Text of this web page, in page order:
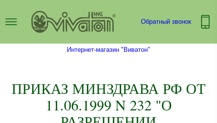
Обратный звонок
Интернет-магазин "Виватон"
ПРИКАЗ МИНЗДРАВА РФ ОТ
11.06.1999 N 232 "О